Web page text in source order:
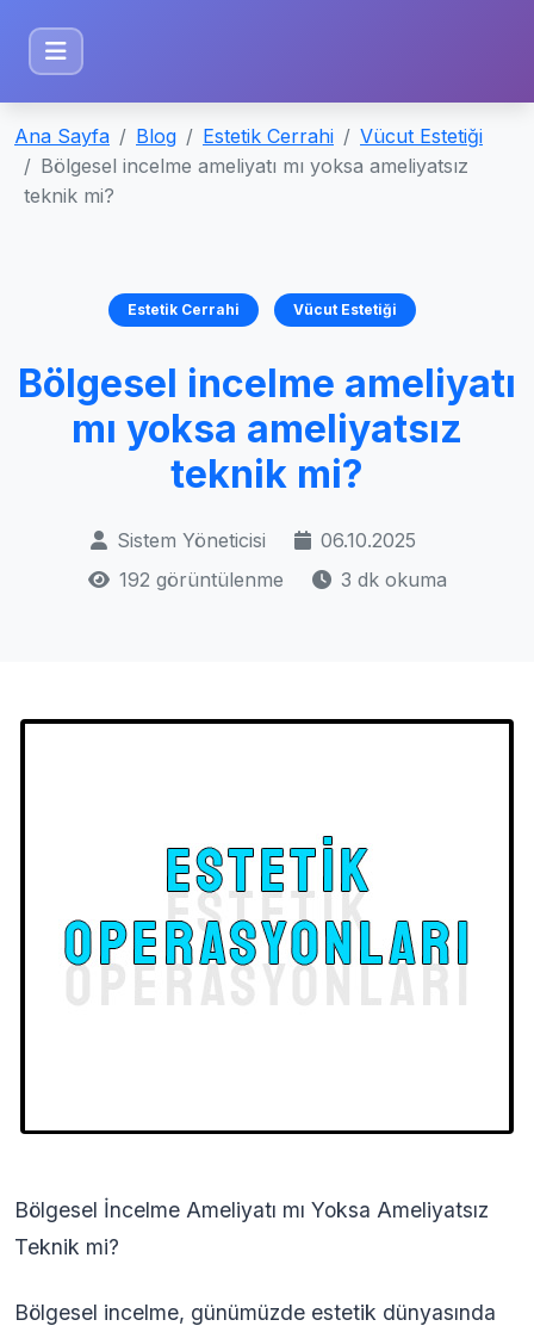
Ana Sayfa Blog Estetik Cerrahi
Vücut Estetiği
Bölgesel incelme ameliyatı mı yoksa ameliyatsız
teknik mi?
Estetik Cerrahi Vücut Estetiği
Bölgesel incelme ameliyatı
mı yoksa ameliyatsız
teknik mi?
Sistem Yöneticisi
06.10.2025
192 görüntülenme
3 dk okuma
Bölgesel İncelme Ameliyatı mı Yoksa Ameliyatsız
Teknik mi?
Bölgesel incelme, günümüzde estetik dünyasında